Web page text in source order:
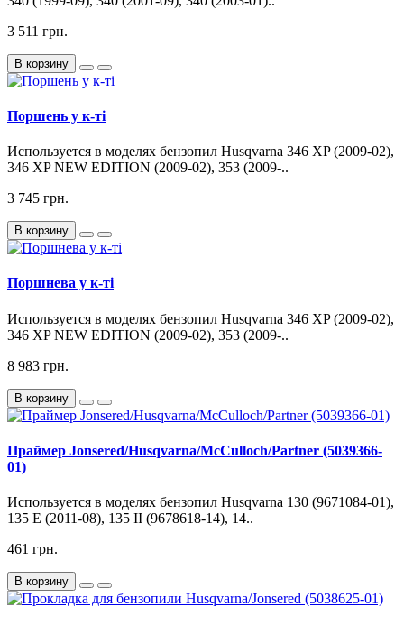
3 511 грн.
В корзину
Поршень у к-ті
Используется в моделях бензопил Husqvarna 346 XP (2009-02),
346 XP NEW EDITION (2009-02), 353 (2009-..
3 745 грн.
В корзину
Поршнева у к-ті
Используется в моделях бензопил Husqvarna 346 XP (2009-02),
346 XP NEW EDITION (2009-02), 353 (2009-..
8 983 грн.
В корзину
Праймер Jonsered/Husqvarna/McCulloch/Partner (5039366-
01)
Используется в моделях бензопил Husqvarna 130 (9671084-01),
135 E (2011-08), 135 II (9678618-14), 14..
461 грн.
В корзину